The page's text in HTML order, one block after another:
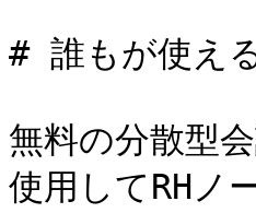
# 誰もが使え
無料の分散型
使用してRH